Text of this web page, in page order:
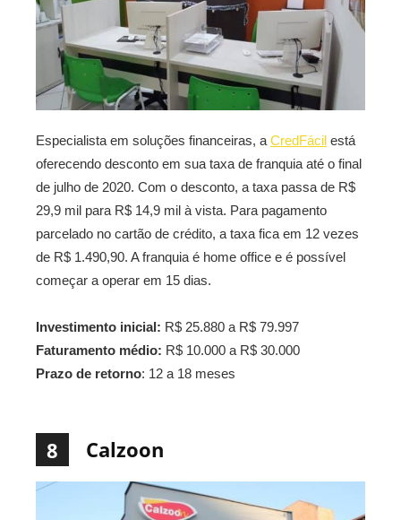
Especialista em soluções financeiras, a CredFácil está
oferecendo desconto em sua taxa de franquia até o final
de julho de 2020. Com o desconto, a taxa passa de R$
29,9 mil para R$ 14,9 mil à vista. Para pagamento
parcelado no cartão de crédito, a taxa fica em 12 vezes
de R$ 1.490,90. A franquia é home office e é possível
começar a operar em 15 dias.
Investimento inicial: R$ 25.880 a R$ 79.997
Faturamento médio: R$ 10.000 a R$ 30.000
Prazo de retorno: 12 a 18 meses
8 Calzoon